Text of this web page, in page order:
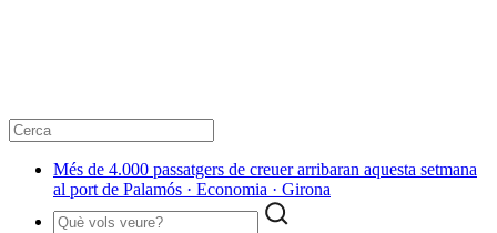
Més de 4.000 passatgers de creuer arribaran aquesta setmana
al port de Palamós · Economia · Girona